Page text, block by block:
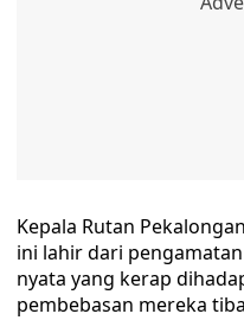
Kepala Rutan
ini lahir dari
nyata yang kerap
pembebasan mereka